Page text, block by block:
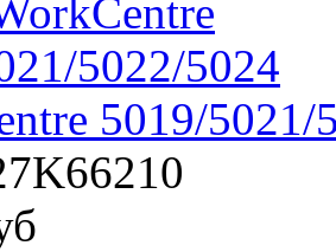
5019/5021/